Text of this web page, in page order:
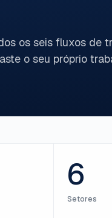
os seis fluxos de
o seu próprio
6
Setores